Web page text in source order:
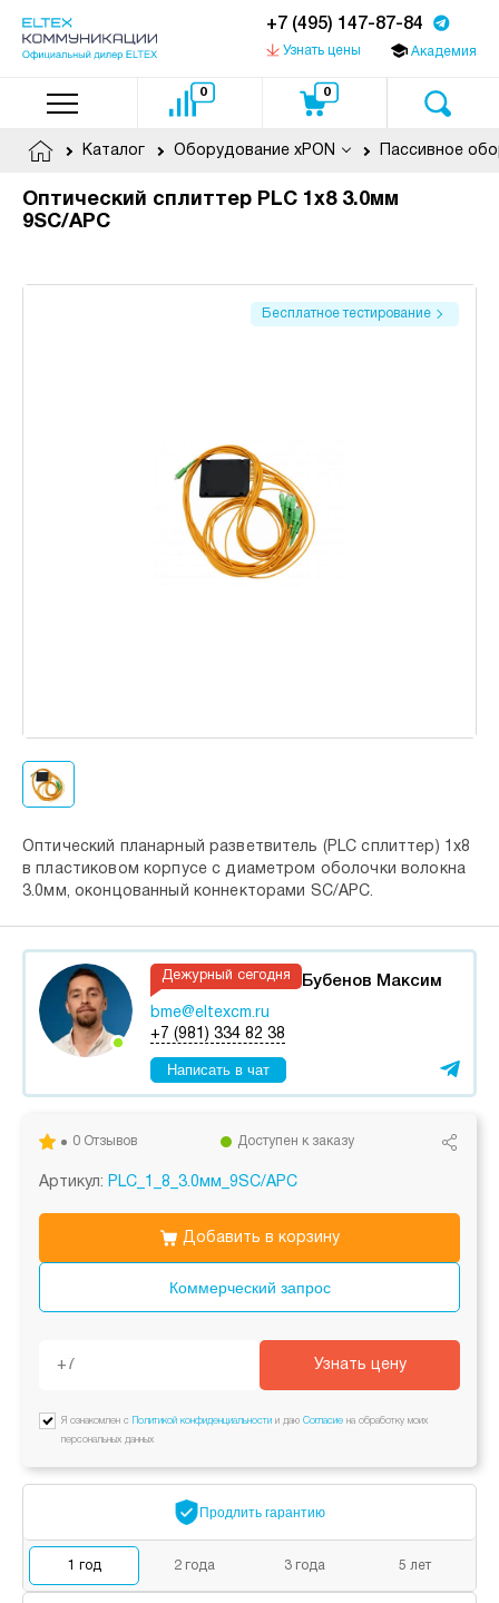
+7 (495) 147-87-84
Узнать цены Академия
0 0
Каталог Оборудование xPON
Оптический сплиттер PLC 1x8 3.0мм
9SC/APC
Бесплатное тестирование
Оптический планарный разветвитель (PLC сплиттер) 1х8
в пластиковом корпусе с диаметром оболочки волокна
3.0мм, оконцованный коннекторами SC/APC.
Дежурный сегодня Бубенов Максим
bme@eltexcm.ru
+7 (981) 334 82 38
Написать в чат
0 Отзывов Доступен к заказу
Артикул: PLC_1_8_3.0мм_9SC/APC
Коммерческий запрос
Добавить в корзину
Узнать цену
Я ознакомлен с Политикой конфиденциальности и даю Согласие на обработку моих
персональных данных
Продлить гарантию
1 год 2 года 3 года 5 лет